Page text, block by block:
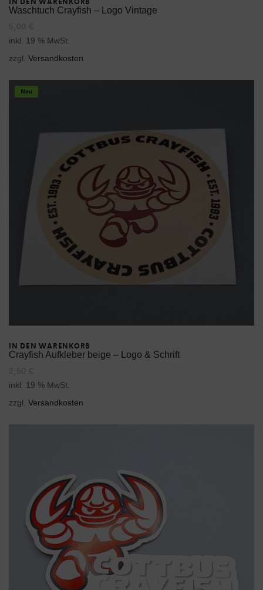
Waschtuch Crayfish – Logo Vintage
inkl. 19 % MwSt.
zzgl. Versandkosten
Neu
IN DEN WARENKORB
Crayfish Aufkleber beige – Logo & Schrift
inkl. 19 % MwSt.
zzgl. Versandkosten